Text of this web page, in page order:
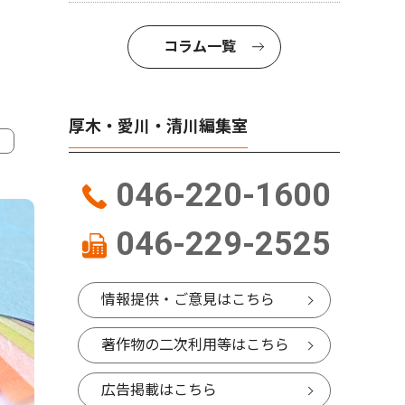
4
コラム一覧
厚木・愛川・清川編集室
046-220-1600
046-229-2525
情報提供・ご意見はこちら
著作物の二次利用等はこちら
広告掲載はこちら